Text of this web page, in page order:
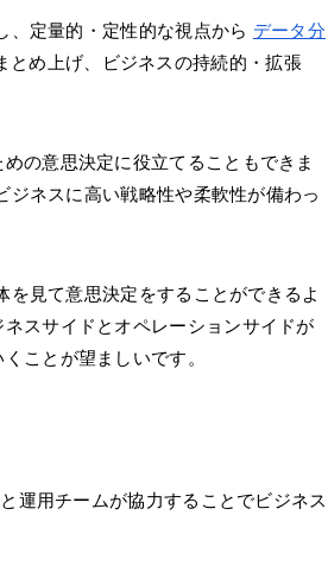
、定量的・定性的な視点から データ分
とめ上げ、ビジネスの持続的・拡張
の意思決定に役立てることもできま
ネスに高い戦略性や柔軟性が備わっ
見て意思決定をすることができるよ
スサイドとオペレーションサイドが
ことが望ましいです。
運用チームが協力することでビジネス